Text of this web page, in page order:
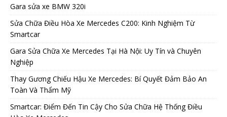
Gara sửa xe BMW 320i
Sửa Chữa Điều Hòa Xe Mercedes C200: Kinh Nghiệm Từ
Smartcar
Gara Sửa Chữa Xe Mercedes Tại Hà Nội: Uy Tín và Chuyên
Nghiệp
Thay Gương Chiếu Hậu Xe Mercedes: Bí Quyết Đảm Bảo An
Toàn Và Thẩm Mỹ
Smartcar: Điểm Đến Tin Cậy Cho Sửa Chữa Hệ Thống Điều